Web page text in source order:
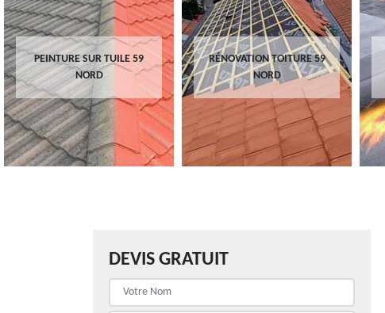
PEINTURE SUR TUILE 59
NORD
RÉNOVATION TOITURE 59
NORD
DEVIS GRATUIT